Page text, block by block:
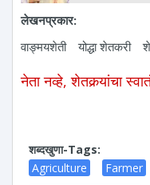
लेखनप्रकार:
वाङ्मयशेती
योद्धा शेतकरी
नेता नव्हे, शेतकर्‍यांचा
शब्दखुणा-Tags:
Agriculture
Farmer